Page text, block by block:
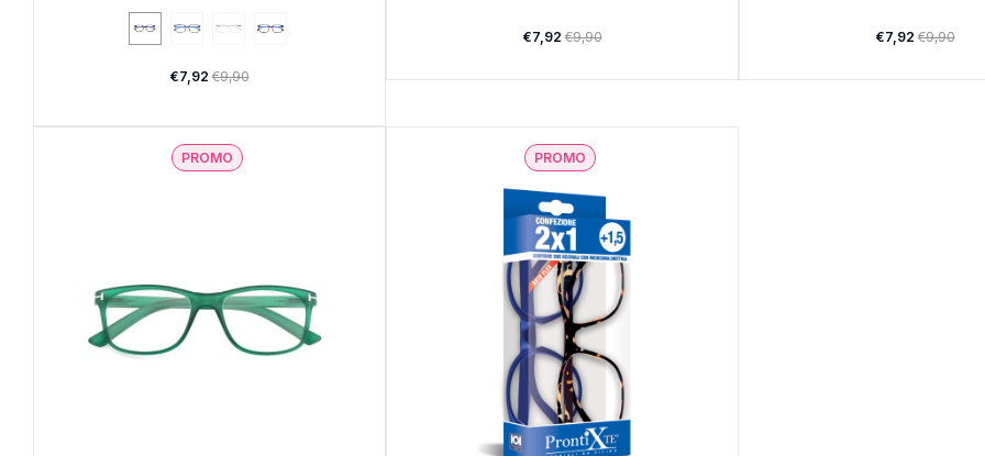
€7,92€9,90
€7,92€9,90 €7,92€9,90
PROMO PROMO